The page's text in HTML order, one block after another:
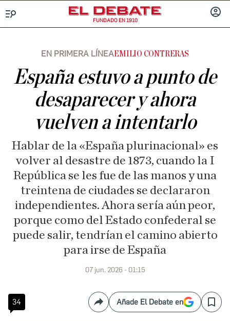
FUNDADO EN 1910
EN PRIMERA LÍNEA EMILIO CONTRERAS
España estuvo a punto de
desaparecer y ahora
vuelven a intentarlo
Hablar de la «España plurinacional» es
volver al desastre de 1873, cuando la I
República se les fue de las manos y una
treintena de ciudades se declararon
independientes. Ahora sería aún peor,
porque como del Estado confederal se
puede salir, tendrían el camino abierto
para irse de España
07 jun. 2026 - 01:15
34 CompartirAñade El Debate en Save